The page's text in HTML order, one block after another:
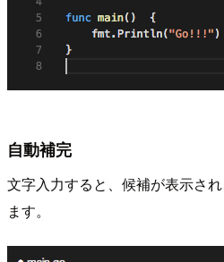
自動補完
文字入力すると、候補が表示さ
ます。